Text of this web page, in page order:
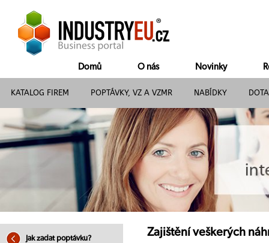
Domů O nás Novinky
KATALOG FIREM POPTÁVKY, VZ A VZMR NABÍDKY
Jak zadat poptávku?
Zajištění veškerých